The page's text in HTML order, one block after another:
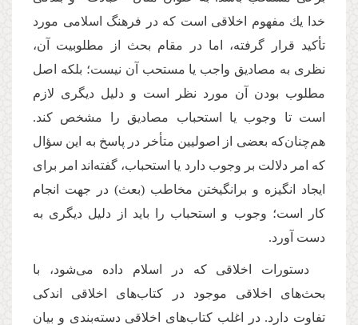
خدا یك مفهوم اخلاقی است که در فرهنگ اسلامی مورد
تأکید قرار گرفته، اما در مقام بحث از مطلوبیت آن،
نظری به مصادیق واجب یا مستحب آن نیست؛ بلكه اصل
مطلوب بودن آن مورد نظر است و دلیل دیگری لازم
است تا وجوب یا استحباب مصادیق را مشخص كند.
هم‌چنان‌كه بعضی از اصولیین متأخر در پاسخ به این سؤال
كه امر دلالت بر وجوب دارد یا استحباب، گفته‌اند امر برای
ایجاد انگیزه و برانگیختن مخاطب (بعث) در جهت انجام
كار است؛ وجوب و استحباب را باید از دلیل دیگری به
دست آورد.
دستورات اخلاقی که در اسلام داده می‌شود، با
بحث‌های اخلاقی موجود در کتاب‌های اخلاقی اندکی
تفاوت دارد. در اغلب کتاب‌های اخلاقی دسته‌بندی و بیان